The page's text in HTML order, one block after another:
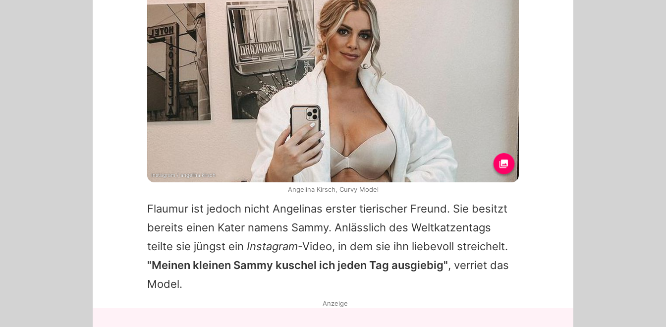
Flaumur ist jedoch nicht Angelinas erster tierischer Freund. Sie besitzt
bereits einen Kater namens Sammy. Anlässlich des Weltkatzentags
teilte sie jüngst ein Instagram-Video, in dem sie ihn liebevoll streichelt.
"Meinen kleinen Sammy kuschel ich jeden Tag ausgiebig", verriet das
Model.
Instagram / angelina.kirsch
Angelina Kirsch, Curvy Model
Anzeige